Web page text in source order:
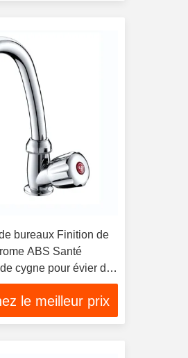
bureaux Finition de
ABS Santé
cygne pour évier de
le meilleur prix